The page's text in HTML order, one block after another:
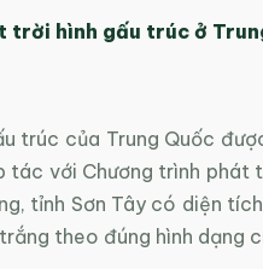
trời hình gấu trúc ở
trúc của Trung Quốc
tác với Chương trình phát
tỉnh Sơn Tây có diện
theo đúng hình dạng